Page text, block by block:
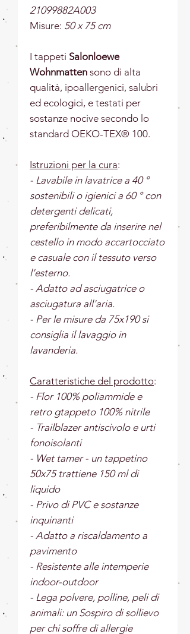
21099882A003
Misure: 50 x 75 cm
I tappeti Salonloewe
Wohnmatten sono di alta
qualità, ipoallergenici, salubri
ed ecologici, e testati per
sostanze nocive secondo lo
standard OEKO-TEX® 100.
Istruzioni per la cura:
- Lavabile in lavatrice a 40 °
sostenibili o igienici a 60 ° con
detergenti delicati,
preferibilmente da inserire nel
cestello in modo accartocciato
e casuale con il tessuto verso
l'esterno.
- Adatto ad asciugatrice o
asciugatura all'aria.
- Per le misure da 75x190 si
consiglia il lavaggio in
lavanderia.
Caratteristiche del prodotto:
- Flor 100% poliammide e
retro gtappeto 100% nitrile
- Trailblazer antiscivolo e urti
fonoisolanti
- Wet tamer - un tappetino
50x75 trattiene 150 ml di
liquido
- Privo di PVC e sostanze
inquinanti
- Adatto a riscaldamento a
pavimento
- Resistente alle intemperie
indoor-outdoor
- Lega polvere, polline, peli di
animali: un Sospiro di sollievo
per chi soffre di allergie